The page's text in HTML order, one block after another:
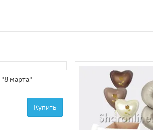
марта"
Купить